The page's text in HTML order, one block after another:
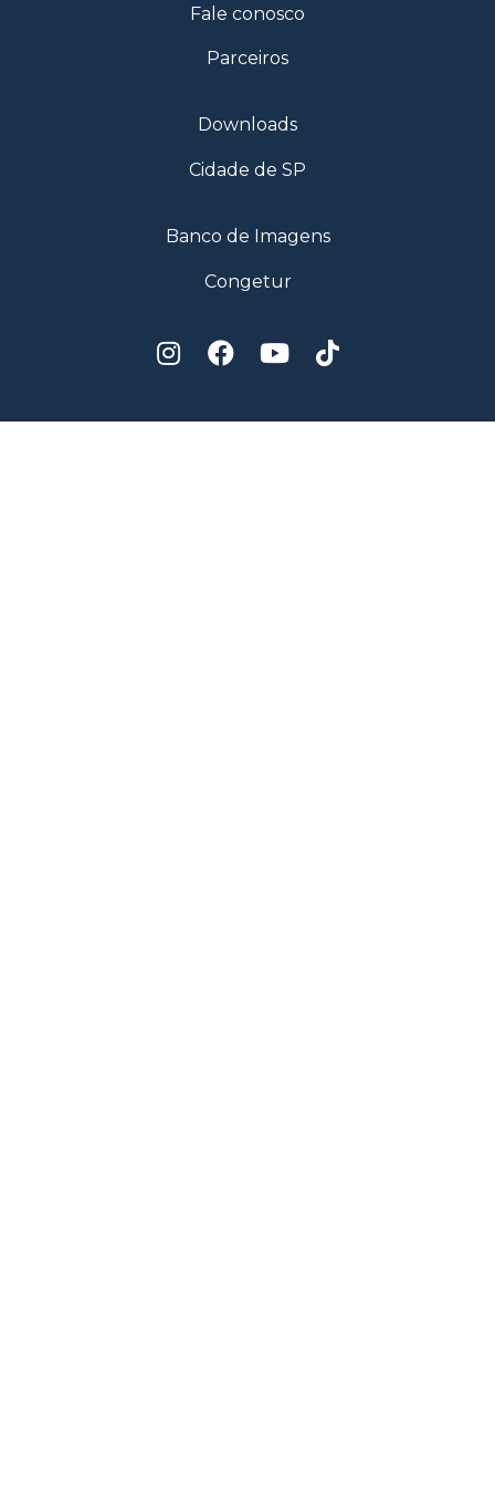
Fale conosco
Parceiros
Downloads
Cidade de SP
Banco de Imagens
Congetur